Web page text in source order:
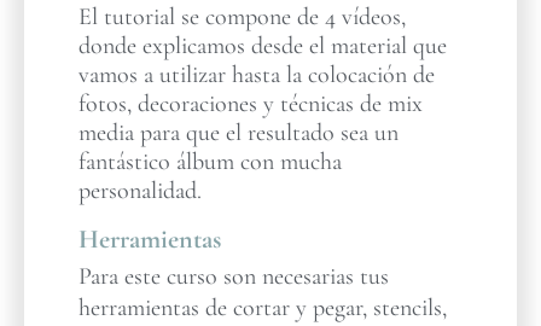
El tutorial se compone de 4 vídeos,
donde explicamos desde el material que
vamos a utilizar hasta la colocación de
fotos, decoraciones y técnicas de mix
media para que el resultado sea un
fantástico álbum con mucha
personalidad.
Herramientas
Para este curso son necesarias tus
herramientas de cortar y pegar, stencils,